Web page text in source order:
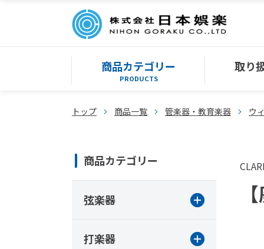
商品カテゴリー
PRODUCTS
取り
トップ 商品一覧 管楽器・教育楽器 ウ
商品カテゴリー
弦楽器
打楽器